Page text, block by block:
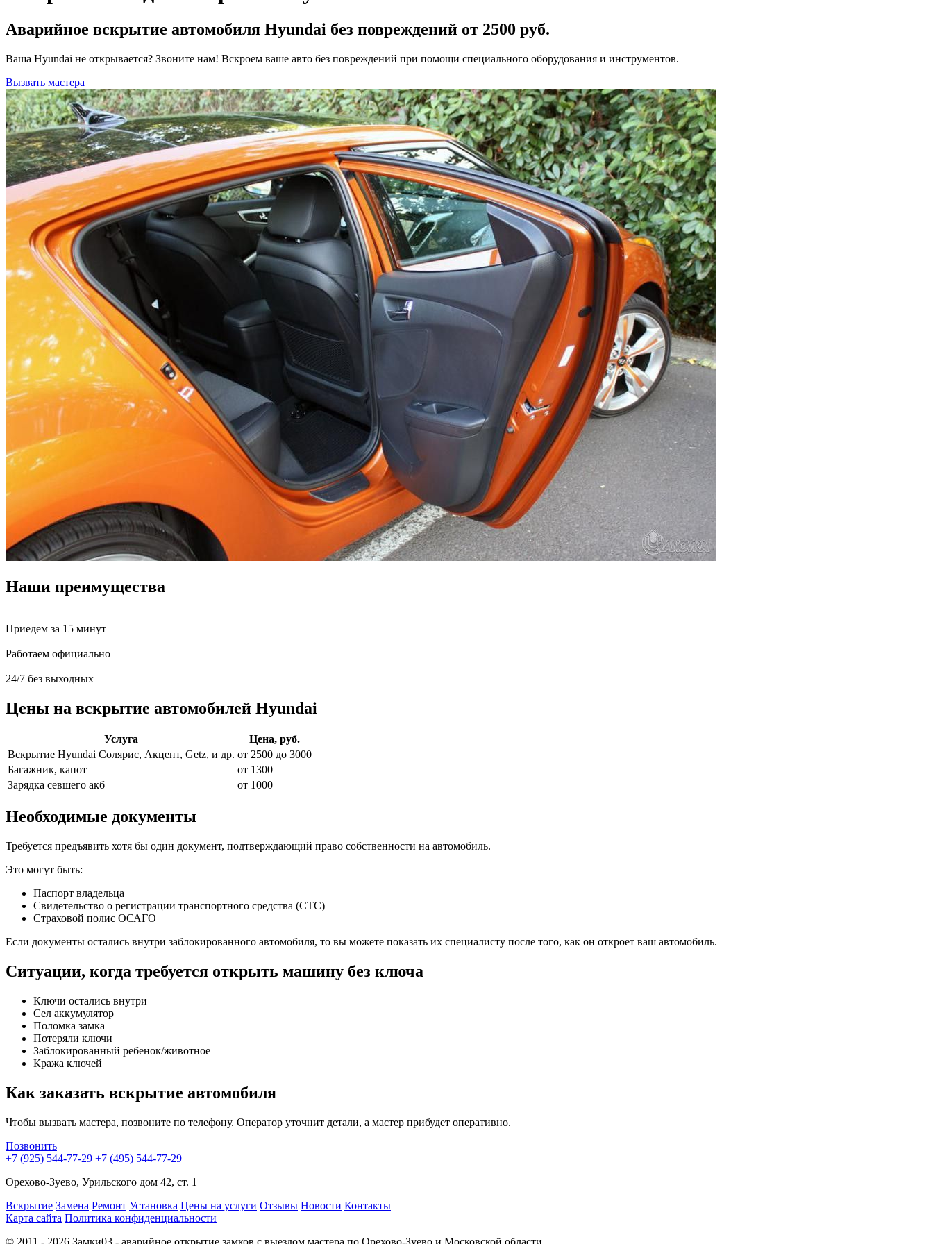
Аварийное вскрытие автомобиля Hyundai без повреждений от 2500 руб.
Ваша Hyundai не открывается? Звоните нам! Вскроем ваше авто без повреждений при помощи специального оборудования и инструментов.
Вызвать мастера
Наши преимущества
Приедем за 15 минут
Работаем официально
24/7 без выходных
Цены на вскрытие автомобилей Hyundai
Услуга
Цена, руб.
Вскрытие Hyundai Солярис, Акцент, Getz, и др. от 2500 до 3000
Багажник, капот
от 1300
Зарядка севшего акб
от 1000
Необходимые документы
Требуется предъявить хотя бы один документ, подтверждающий право собственности на автомобиль.
Это могут быть:
Паспорт владельца
Свидетельство о регистрации транспортного средства (СТС)
Страховой полис ОСАГО
Если документы остались внутри заблокированного автомобиля, то вы можете показать их специалисту после того, как он откроет ваш автомобиль.
Ситуации, когда требуется открыть машину без ключа
Ключи остались внутри
Сел аккумулятор
Поломка замка
Потеряли ключи
Заблокированный ребенок/животное
Кража ключей
Как заказать вскрытие автомобиля
Чтобы вызвать мастера, позвоните по телефону. Оператор уточнит детали, а мастер прибудет оперативно.
Позвонить
+7 (925) 544-77-29 +7 (495) 544-77-29
Орехово-Зуево, Урильского дом 42, ст. 1
Вскрытие Замена Ремонт Установка Цены на услуги Отзывы Новости Контакты
Карта сайта Политика конфиденциальности
© 2011 - 2026 Замки03 - аварийное открытие замков с выездом мастера по Орехово-Зуево и Московской области.